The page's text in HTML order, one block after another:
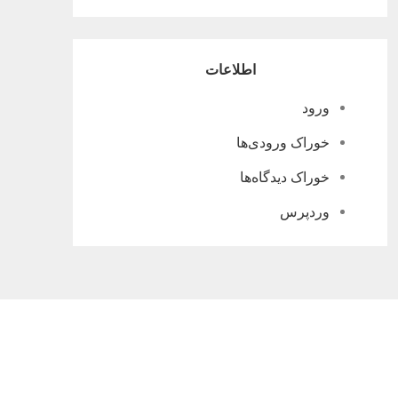
اطلاعات
ورود
خوراک ورودی‌ها
خوراک دیدگاه‌ها
وردپرس